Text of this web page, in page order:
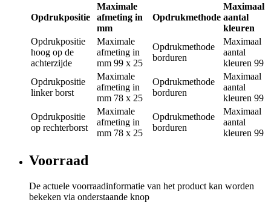
Opdrukpositie
Maximale
afmeting in
mm
Opdrukmethode
Maximaal
aantal
kleuren
Opdrukpositie
hoog op de
achterzijde
Maximale
afmeting in
mm 99 x 25
Opdrukmethode
borduren
Maximaal
aantal
kleuren 99
Opdrukpositie
linker borst
Maximale
afmeting in
mm 78 x 25
Opdrukmethode
borduren
Maximaal
aantal
kleuren 99
Opdrukpositie
op rechterborst
Maximale
afmeting in
mm 78 x 25
Opdrukmethode
borduren
Maximaal
aantal
kleuren 99
Voorraad
De actuele voorraadinformatie van het product kan worden
bekeken via onderstaande knop